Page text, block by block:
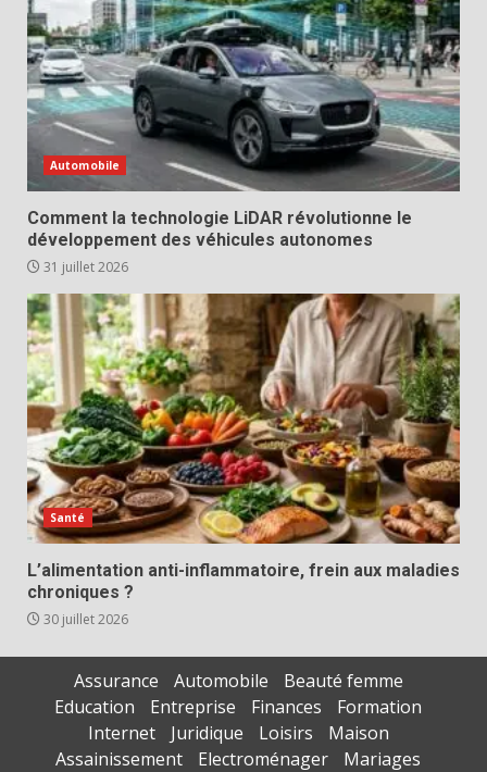
Automobile
Comment la technologie LiDAR révolutionne le
développement des véhicules autonomes
31 juillet 2026
Santé
L’alimentation anti-inflammatoire, frein aux maladies
chroniques ?
30 juillet 2026
Assurance Automobile
Beauté femme
Education
Entreprise Finances
Formation
Internet
Juridique Loisirs
Maison
Assainissement
Electroménager Mariages